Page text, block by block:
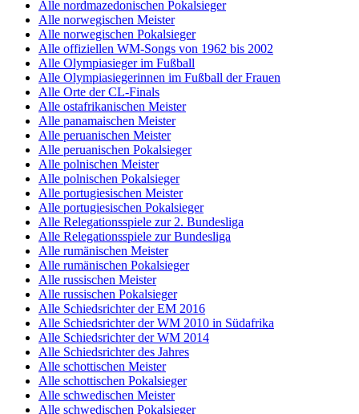
Alle nordmazedonischen Pokalsieger
Alle norwegischen Meister
Alle norwegischen Pokalsieger
Alle offiziellen WM-Songs von 1962 bis 2002
Alle Olympiasieger im Fußball
Alle Olympiasiegerinnen im Fußball der Frauen
Alle Orte der CL-Finals
Alle ostafrikanischen Meister
Alle panamaischen Meister
Alle peruanischen Meister
Alle peruanischen Pokalsieger
Alle polnischen Meister
Alle polnischen Pokalsieger
Alle portugiesischen Meister
Alle portugiesischen Pokalsieger
Alle Relegationsspiele zur 2. Bundesliga
Alle Relegationsspiele zur Bundesliga
Alle rumänischen Meister
Alle rumänischen Pokalsieger
Alle russischen Meister
Alle russischen Pokalsieger
Alle Schiedsrichter der EM 2016
Alle Schiedsrichter der WM 2010 in Südafrika
Alle Schiedsrichter der WM 2014
Alle Schiedsrichter des Jahres
Alle schottischen Meister
Alle schottischen Pokalsieger
Alle schwedischen Meister
Alle schwedischen Pokalsieger